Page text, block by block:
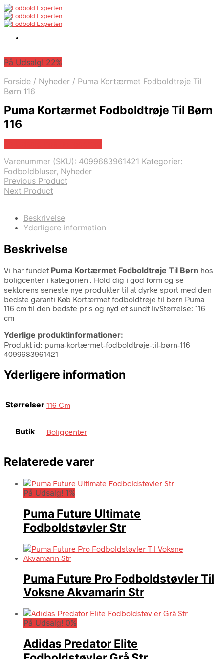
På Udsalg! 22%
Forside / Nyheder / Puma Kortærmet Fodboldtrøje Til
Børn 116
Puma Kortærmet Fodboldtrøje Til Børn
116
Varenummer (SKU): 4099683961421 Kategorier:
Fodboldbluser, Nyheder
Previous Product
Next Product
Beskrivelse
Yderligere information
Beskrivelse
Vi har fundet Puma Kortærmet Fodboldtrøje Til Børn hos
boligcenter i kategorien . Hold dig i god form og se
sektorens seneste nye produkter til at dyrke sport med den
bedste garanti Køb Kortærmet fodboldtrøje til børn Puma
116 cm til den bedste pris og nyd et sundt livStørrelse: 116
cm
Yderlige produktinformationer:
Produkt id: puma-kortærmet-fodboldtrøje-til-børn-116
4099683961421
Yderligere information
Størrelser 116 Cm
Butik Boligcenter
Relaterede varer
På Udsalg! 1%
Puma Future Ultimate
Fodboldstøvler Str
Puma Future Pro Fodboldstøvler Til
Voksne Akvamarin Str
På Udsalg! 0%
Adidas Predator Elite